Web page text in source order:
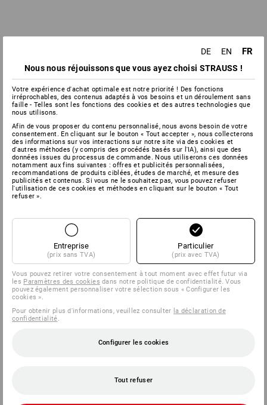
DE EN FR
Nous nous réjouissons que vous ayez choisi STRAUSS !
Votre expérience d'achat optimale est notre priorité ! Des fonctions
irréprochables, des contenus adaptés à vos besoins et un déroulement sans
faille - Telles sont les fonctions des cookies et des autres technologies que
nous utilisons.
Afin de vous proposer du contenu personnalisé, nous avons besoin de votre
consentement. En cliquant sur le bouton « Tout accepter », nous collecterons
des informations sur vos interactions sur notre site via des cookies et
d'autres méthodes (y compris des procédés basés sur l'IA), ainsi que des
données issues du processus de commande. Nous utiliserons ces données
notamment aux fins suivantes : offres et publicités personnalisées,
recommandations de produits ciblées, études de marché, et mesure des
publicités et contenus. Si vous ne le souhaitez pas, vous pouvez refuser
l'utilisation de ces cookies et méthodes en cliquant sur le bouton « Tout
refuser ».
Entreprise
(prix sans TVA)
Particulier
(prix avec TVA)
Vous pouvez retirer votre consentement à tout moment avec effet futur via
les Paramètres des cookies dans notre politique de confidentialité. Vous
pouvez également personnaliser votre sélection sous « Configurer les
cookies ».
Pour obtenir plus d'informations, veuillez consulter la déclaration de
confidentialité.
Configurer les cookies
Tout refuser